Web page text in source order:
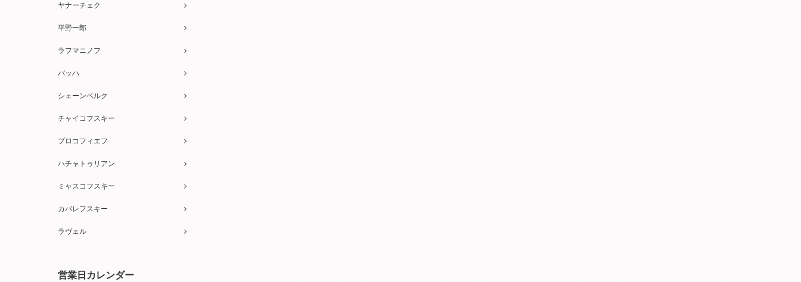
ヤナーチェク
平野一郎
ラフマニノフ
バッハ
シェーンベルク
チャイコフスキー
プロコフィエフ
ハチャトゥリアン
ミャスコフスキー
カバレフスキー
ラヴェル
営業日カレンダー